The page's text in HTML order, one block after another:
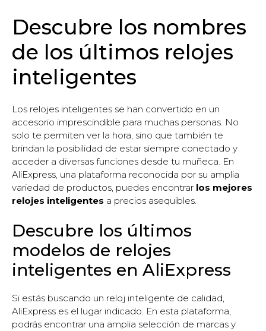
Descubre los nombres
de los últimos relojes
inteligentes
Los relojes inteligentes se han convertido en un
accesorio imprescindible para muchas personas. No
solo te permiten ver la hora, sino que también te
brindan la posibilidad de estar siempre conectado y
acceder a diversas funciones desde tu muñeca. En
AliExpress, una plataforma reconocida por su amplia
variedad de productos, puedes encontrar los mejores
relojes inteligentes a precios asequibles.
Descubre los últimos
modelos de relojes
inteligentes en AliExpress
Si estás buscando un reloj inteligente de calidad,
AliExpress es el lugar indicado. En esta plataforma,
podrás encontrar una amplia selección de marcas y